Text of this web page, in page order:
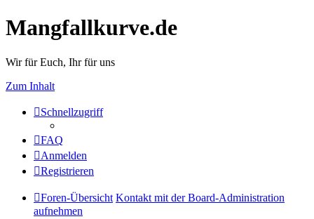
Mangfallkurve.de
Wir für Euch, Ihr für uns
Zum Inhalt
Schnellzugriff
FAQ
Anmelden
Registrieren
Foren-Übersicht Kontakt mit der Board-Administration
aufnehmen